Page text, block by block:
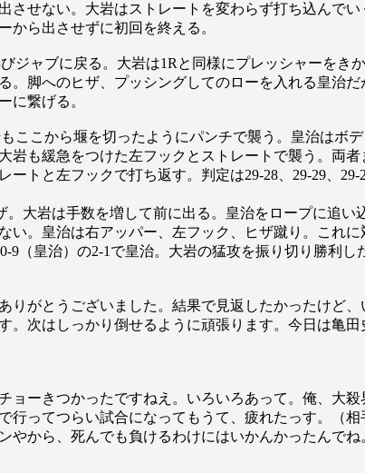
させない。大岩はストレートを変わらず打ち込んで
から出させずに初回を終える。
ャブに戻る。大岩は1Rと同様にプレッシャーをき
脚へのヒザ、プッシングしてのローを入れる皇治
に繋げる。
こから堰を切ったようにパンチで襲う。皇治はボ
も緩急をつけた左フックとストレートで襲う。両
トと左フックで打ち返す。判定は29-28、29-29、
大岩は手数を増して前に出る。皇治をロープに追い
い。皇治は右アッパー、左フック、ヒザ蹴り。これ
（皇治）の2-1で皇治。大岩の猛攻を振り切り勝利し
りがとうございました。結果で見返したかったけど
。次はしっかり倒せるように頑張ります。今日は亀
ョーきつかったですねえ。いろいろあって。俺、大
行ってつらい試合になってもうて、疲れたっす。（
から、死んでも負けるわけにはいかんかったんで